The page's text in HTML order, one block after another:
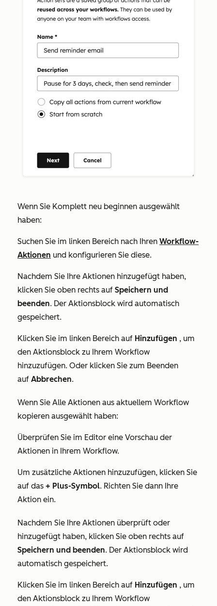
Wenn Sie Komplett neu beginnen ausgewählt
haben:
Suchen Sie im linken Bereich nach Ihren Workflow-
Aktionen und konfigurieren Sie diese.
Nachdem Sie Ihre Aktionen hinzugefügt haben,
klicken Sie oben rechts auf Speichern und
beenden. Der Aktionsblock wird automatisch
gespeichert.
Klicken Sie im linken Bereich auf Hinzufügen , um
den Aktionsblock zu Ihrem Workflow
hinzuzufügen. Oder klicken Sie zum Beenden
auf Abbrechen.
Wenn Sie Alle Aktionen aus aktuellem Workflow
kopieren ausgewählt haben:
Überprüfen Sie im Editor eine Vorschau der
Aktionen in Ihrem Workflow.
Um zusätzliche Aktionen hinzuzufügen, klicken Sie
auf das + Plus-Symbol. Richten Sie dann Ihre
Aktion ein.
Nachdem Sie Ihre Aktionen überprüft oder
hinzugefügt haben, klicken Sie oben rechts auf
Speichern und beenden. Der Aktionsblock wird
automatisch gespeichert.
Klicken Sie im linken Bereich auf Hinzufügen , um
den Aktionsblock zu Ihrem Workflow